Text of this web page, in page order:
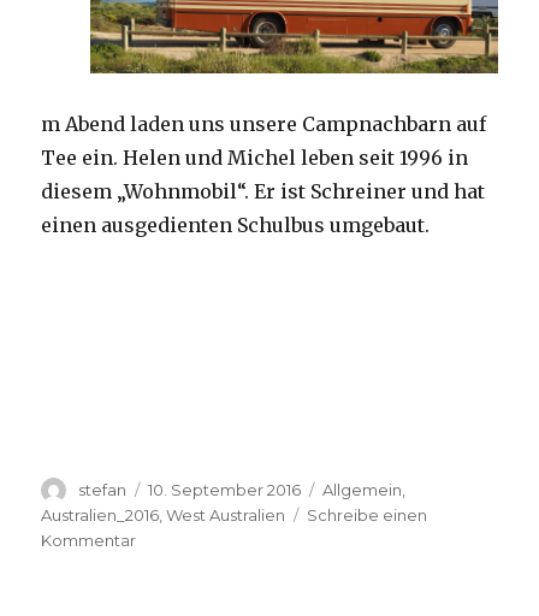
m Abend laden uns unsere Campnachbarn auf
Tee ein. Helen und Michel leben seit 1996 in
diesem „Wohnmobil“. Er ist Schreiner und hat
einen ausgedienten Schulbus umgebaut.
Autor
stefan
Veröffentlicht
am
10. September 2016 Kategorien
Allgemein
Australien_2016 ,West Australien
Schreibe einen
Kommentarzu